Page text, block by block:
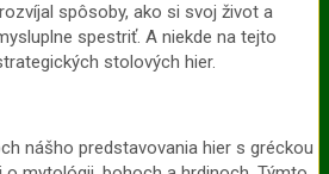
spôsoby, ako si svoj život a
spestriť. A niekde na tejto
stolových hier.
nášho predstavovania hier s gréckou